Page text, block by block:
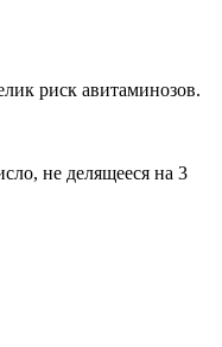
риск авитаминозов.
не делящееся на 3